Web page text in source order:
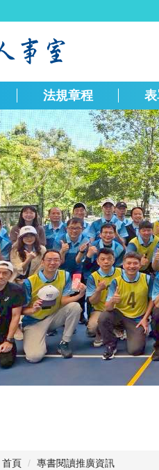
法規章程
首頁 專書閱讀推廣資訊